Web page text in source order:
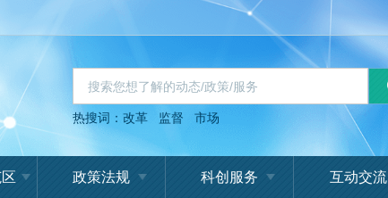
热搜词：改革 监督 市场
政策法规 科创服务 互动交流